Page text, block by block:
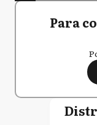
Para